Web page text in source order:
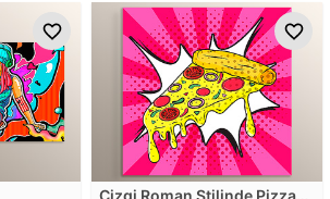
Çizgi Roman Stilinde Pizza